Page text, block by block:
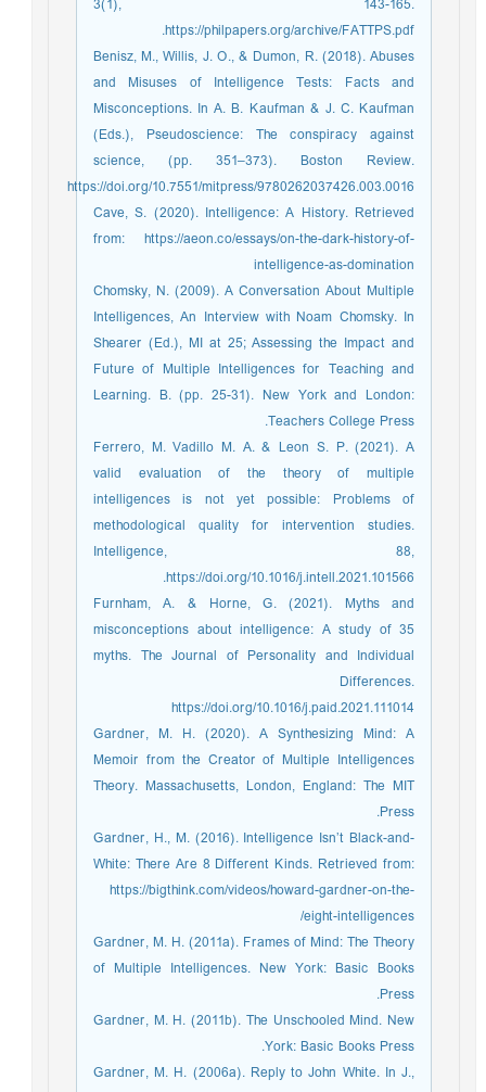
3(1), 143-165.
https://philpapers.org/archive/FATTPS.pdf.
Benisz, M., Willis, J. O., & Dumon, R. (2018). Abuses
and Misuses of Intelligence Tests: Facts and
Misconceptions. In A. B. Kaufman & J. C. Kaufman
(Eds.), Pseudoscience: The conspiracy against
science, (pp. 351–373). Boston Review.
https://doi.org/10.7551/mitpress/9780262037426.003.0016
Cave, S. (2020). Intelligence: A History. Retrieved
from: https://aeon.co/essays/on-the-dark-history-of-
intelligence-as-domination
Chomsky, N. (2009). A Conversation About Multiple
Intelligences, An Interview with Noam Chomsky. In
Shearer (Ed.), MI at 25; Assessing the Impact and
Future of Multiple Intelligences for Teaching and
Learning. B. (pp. 25-31). New York and London:
Teachers College Press.
Ferrero, M. Vadillo M. A. & Leon S. P. (2021). A
valid evaluation of the theory of multiple
intelligences is not yet possible: Problems of
methodological quality for intervention studies.
Intelligence, 88,
https://doi.org/10.1016/j.intell.2021.101566.
Furnham, A. & Horne, G. (2021). Myths and
misconceptions about intelligence: A study of 35
myths. The Journal of Personality and Individual
Differences.
https://doi.org/10.1016/j.paid.2021.111014
Gardner, M. H. (2020). A Synthesizing Mind: A
Memoir from the Creator of Multiple Intelligences
Theory. Massachusetts, London, England: The MIT
Press.
Gardner, H., M. (2016). Intelligence Isn’t Black-and-
White: There Are 8 Different Kinds. Retrieved from:
https://bigthink.com/videos/howard-gardner-on-the-
eight-intelligences/
Gardner, M. H. (2011a). Frames of Mind: The Theory
of Multiple Intelligences. New York: Basic Books
Press.
Gardner, M. H. (2011b). The Unschooled Mind. New
York: Basic Books Press.
Gardner, M. H. (2006a). Reply to John White. In J.,